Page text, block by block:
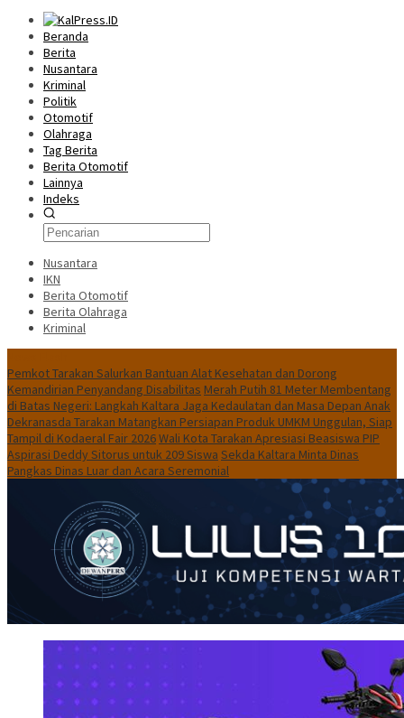
Beranda
Berita
Nusantara
Kriminal
Politik
Otomotif
Olahraga
Tag Berita
Berita Otomotif
Lainnya
Indeks
Nusantara
IKN
Berita Otomotif
Berita Olahraga
Kriminal
Pemkot Tarakan Salurkan Bantuan Alat Kesehatan dan Dorong
Kemandirian Penyandang Disabilitas Merah Putih 81 Meter Membentang
di Batas Negeri: Langkah Kaltara Jaga Kedaulatan dan Masa Depan Anak
Dekranasda Tarakan Matangkan Persiapan Produk UMKM Unggulan, Siap
Tampil di Kodaeral Fair 2026Wali Kota Tarakan Apresiasi Beasiswa PIP
Aspirasi Deddy Sitorus untuk 209 Siswa Sekda Kaltara Minta Dinas
Pangkas Dinas Luar dan Acara Seremonial